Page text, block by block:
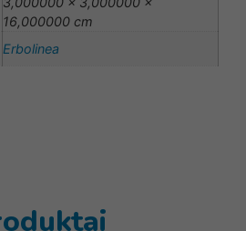
16,000000 cm
Erbolinea